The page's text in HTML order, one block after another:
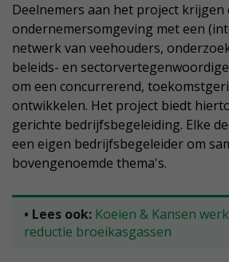
Deelnemers aan het project krijgen
ondernemersomgeving met een
netwerk van veehouders,
beleids- en
om een concurrerend,
ontwikkelen. Het project biedt
gerichte bedrijfsbegeleiding. Elke
een eigen bedrijfsbegeleider om
bovengenoemde thema's.
• Lees ook: Koeien & Kansen
reductie broeikasgassen